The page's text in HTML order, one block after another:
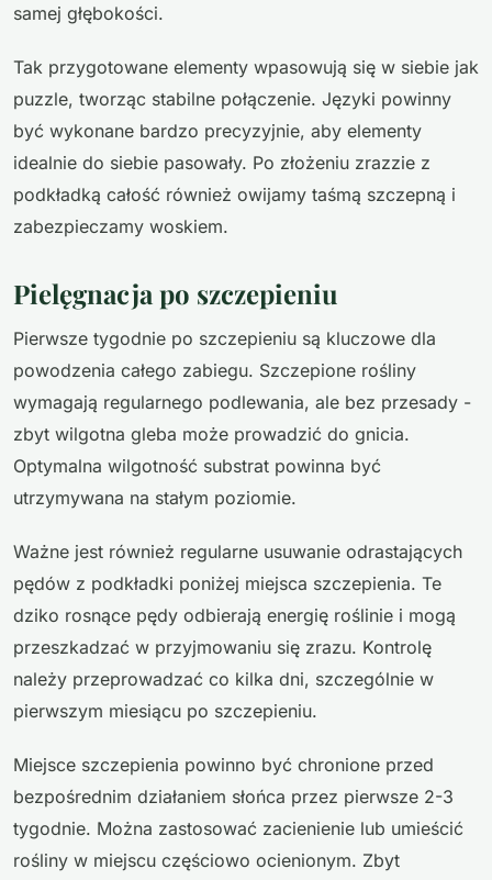
samej głębokości.
Tak przygotowane elementy wpasowują się w siebie jak
puzzle, tworząc stabilne połączenie. Języki powinny
być wykonane bardzo precyzyjnie, aby elementy
idealnie do siebie pasowały. Po złożeniu zrazzie z
podkładką całość również owijamy taśmą szczepną i
zabezpieczamy woskiem.
Pielęgnacja po szczepieniu
Pierwsze tygodnie po szczepieniu są kluczowe dla
powodzenia całego zabiegu. Szczepione rośliny
wymagają regularnego podlewania, ale bez przesady -
zbyt wilgotna gleba może prowadzić do gnicia.
Optymalna wilgotność substrat powinna być
utrzymywana na stałym poziomie.
Ważne jest również regularne usuwanie odrastających
pędów z podkładki poniżej miejsca szczepienia. Te
dziko rosnące pędy odbierają energię roślinie i mogą
przeszkadzać w przyjmowaniu się zrazu. Kontrolę
należy przeprowadzać co kilka dni, szczególnie w
pierwszym miesiącu po szczepieniu.
Miejsce szczepienia powinno być chronione przed
bezpośrednim działaniem słońca przez pierwsze 2-3
tygodnie. Można zastosować zacienienie lub umieścić
rośliny w miejscu częściowo ocienionym. Zbyt